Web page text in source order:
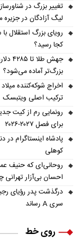
تغییر بزرگ در
لیگ آزادگان در جزیره
رویای بزرگ استقلال
کجا رسید؟
جهش
بزرگ‌تر آماده می‌شود؟
ترکیب اصلی ویتبسک
رونمایی رم از کیت
برای فصل ۲۰۲۷-۲۰۲۶
پادشاه اینستاگرام
کوهلی
روحانی‌ای که حنیف
احسان بی‌آزار
درگذشت پدر رؤیای
سری A رساند
روی خط